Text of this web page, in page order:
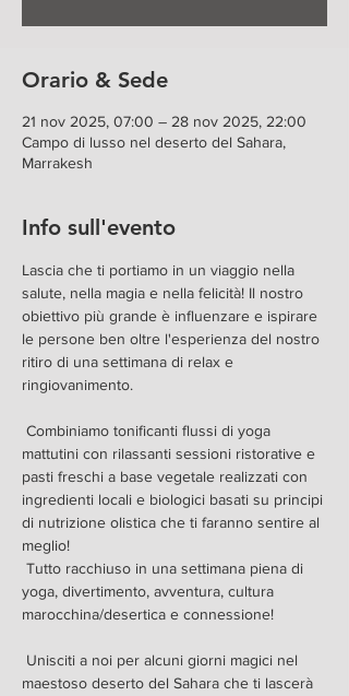
Orario & Sede
21 nov 2025, 07:00 – 28 nov 2025, 22:00
Campo di lusso nel deserto del Sahara,
Marrakesh
Info sull'evento
Lascia che ti portiamo in un viaggio nella
salute, nella magia e nella felicità! Il nostro
obiettivo più grande è influenzare e ispirare
le persone ben oltre l'esperienza del nostro
ritiro di una settimana di relax e
ringiovanimento.
mattutini con rilassanti sessioni ristorative e
pasti freschi a base vegetale realizzati con
ingredienti locali e biologici basati su principi
di nutrizione olistica che ti faranno sentire al
meglio!
yoga, divertimento, avventura, cultura
marocchina/desertica e connessione!
maestoso deserto del Sahara che ti lascerà